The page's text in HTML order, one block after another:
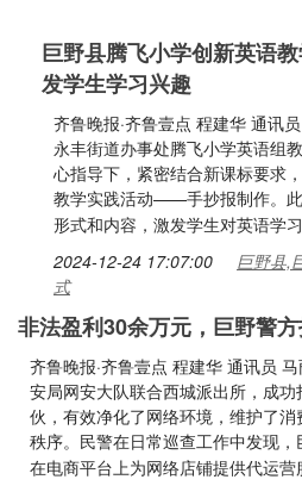
巨野县腾飞小学创新英语
发学生学习兴趣‌
齐鲁晚报·齐鲁壹点 程建华 通讯
永丰街道办事处腾飞小学英语组
心指导下，紧密结合新课标要求
教学实践活动——手抄报制作。
形式和内容，激发学生对英语学
2024-12-24 17:07:00
巨野县,
式
非法盈利30余万元，巨野警
齐鲁晚报·齐鲁壹点 程建华 通讯员
安局网安大队联合西城派出所，成功
伙，有效净化了网络环境，维护了
秩序。民警在日常巡查工作中发现
在电商平台上为网络店铺提供代运营